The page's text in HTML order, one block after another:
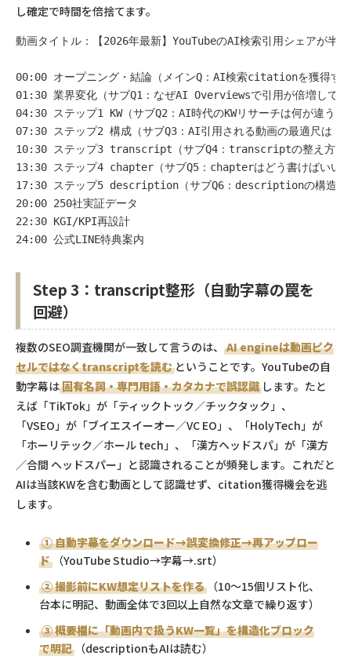
し確定で時間を倍捨てます。
動画タイトル：【2026年最新】YouTubeのAI検索引用シェアが
00:00 オープニング・結論（メインQ：AI検索citationを獲得す
01:30 業界変化（サブQ1：なぜAI Overviewsで引用が倍増してい
04:30 ステップ1 KW（サブQ2：AI時代のKWリサーチは何が違うの
07:30 ステップ2 構成（サブQ3：AI引用される動画の最適尺は？
10:30 ステップ3 transcript（サブQ4：transcriptの整え方は
13:30 ステップ4 chapter（サブQ5：chapterはどう書けばいい
17:30 ステップ5 description（サブQ6：descriptionの構造は
20:00 250社実証データ
22:30 KGI/KPI再設計
24:00 公式LINE特典案内
Step 3：transcript整形（自動字幕の罠を
回避）
複数のSEO調査機関が一致して言うのは、
AI engineは動画ピク
セルではなくtranscriptを読む ということです。YouTubeの自
動字幕は固有名詞・専門用語・カタカナで誤認識 します。たと
えば「TikTok」が「ティックトック／チックタック」、
「VSEO」が「ブイエスイーオー／VC EO」、「HolyTech」が
「ホーリテック／ホール tech」、「漢方ヘッドスパ」が「漢方
／合間 ヘッドスパー」と認識されることが頻発します。これだと
AIは当該KWを含む動画として認識せず、citation獲得機会を逃
します。
① 自動字幕をダウンロード→誤変換修正→再アップロー
ド （YouTube Studio→字幕→.srt）
② 撮影前にKW想定リストを作る （10〜15個リスト化、
台本に明記、動画全体で3回以上自然な文章で繰り返す）
③ 概要欄に「動画内で扱うKW一覧」を構造化ブロック
で明記 （descriptionもAIは読む）